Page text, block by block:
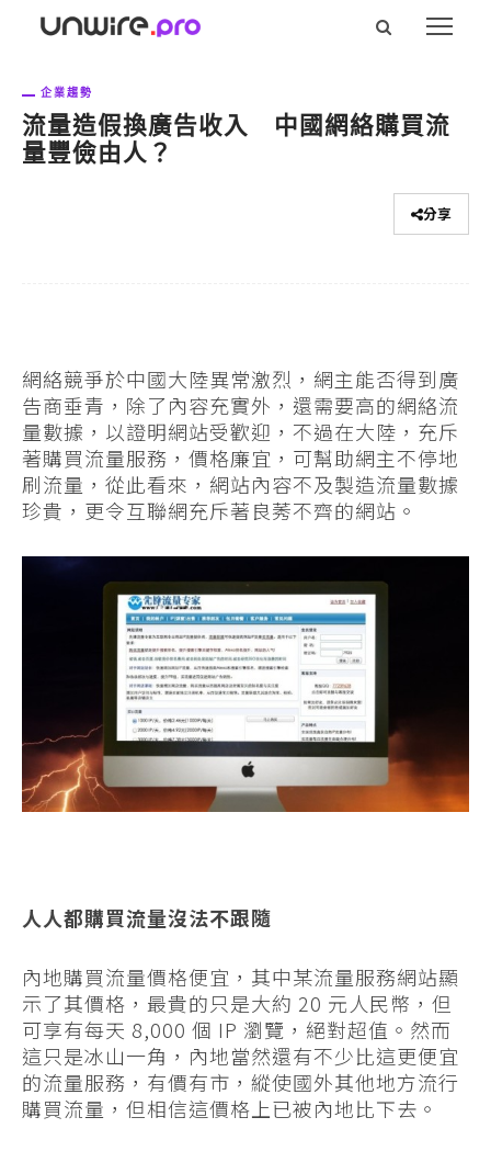
企業趨勢
流量造假換廣告收入 中國網絡購買流
量豐儉由人？
分享
網絡競爭於中國大陸異常激烈，網主能否得到廣
告商垂青，除了內容充實外，還需要高的網絡流
量數據，以證明網站受歡迎，不過在大陸，充斥
著購買流量服務，價格廉宜，可幫助網主不停地
刷流量，從此看來，網站內容不及製造流量數據
珍貴，更令互聯網充斥著良莠不齊的網站。
人人都購買流量沒法不跟隨
內地購買流量價格便宜，其中某流量服務網站顯
示了其價格，最貴的只是大約 20 元人民幣，但
可享有每天 8,000 個 IP 瀏覽，絕對超值。然而
這只是冰山一角，內地當然還有不少比這更便宜
的流量服務，有價有市，縱使國外其他地方流行
購買流量，但相信這價格上已被內地比下去。